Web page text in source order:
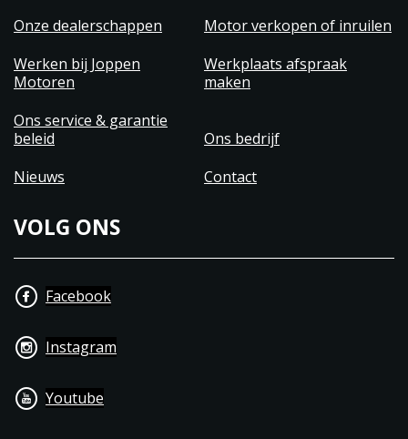
Onze dealerschappen
Motor verkopen of inruilen
Werken bij Joppen
Motoren
Werkplaats afspraak
maken
Ons service & garantie
beleid
Ons bedrijf
Nieuws
Contact
VOLG ONS
Facebook
Instagram
Youtube